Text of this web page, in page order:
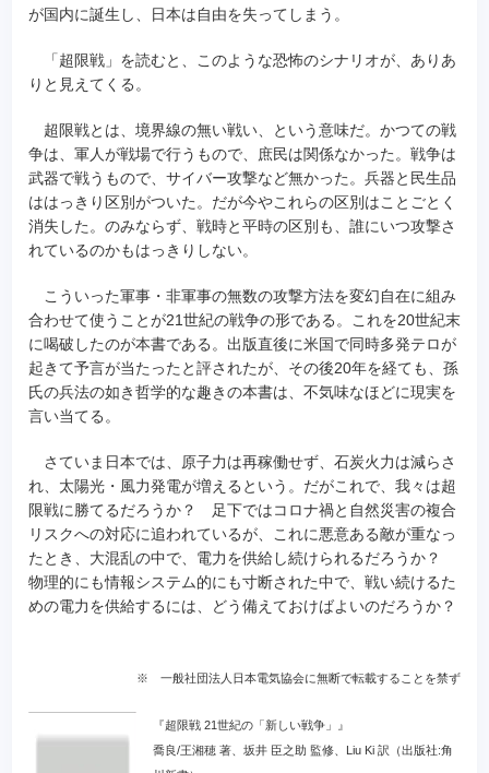
が国内に誕生し、日本は自由を失ってしまう。
「超限戦」を読むと、このような恐怖のシナリオが、ありあ
りと見えてくる。
超限戦とは、境界線の無い戦い、という意味だ。かつての戦
争は、軍人が戦場で行うもので、庶民は関係なかった。戦争は
武器で戦うもので、サイバー攻撃など無かった。兵器と民生品
ははっきり区別がついた。だが今やこれらの区別はことごとく
消失した。のみならず、戦時と平時の区別も、誰にいつ攻撃さ
れているのかもはっきりしない。
こういった軍事・非軍事の無数の攻撃方法を変幻自在に組み
合わせて使うことが21世紀の戦争の形である。これを20世紀末
に喝破したのが本書である。出版直後に米国で同時多発テロが
起きて予言が当たったと評されたが、その後20年を経ても、孫
氏の兵法の如き哲学的な趣きの本書は、不気味なほどに現実を
言い当てる。
さていま日本では、原子力は再稼働せず、石炭火力は減らさ
れ、太陽光・風力発電が増えるという。だがこれで、我々は超
限戦に勝てるだろうか？ 足下ではコロナ禍と自然災害の複合
リスクへの対応に追われているが、これに悪意ある敵が重なっ
たとき、大混乱の中で、電力を供給し続けられるだろうか？
物理的にも情報システム的にも寸断された中で、戦い続けるた
めの電力を供給するには、どう備えておけばよいのだろうか？
※ 一般社団法人日本電気協会に無断で転載することを禁ず
『超限戦 21世紀の「新しい戦争」』
喬良/王湘穂 著、坂井 臣之助 監修、Liu Ki 訳（出版社:角